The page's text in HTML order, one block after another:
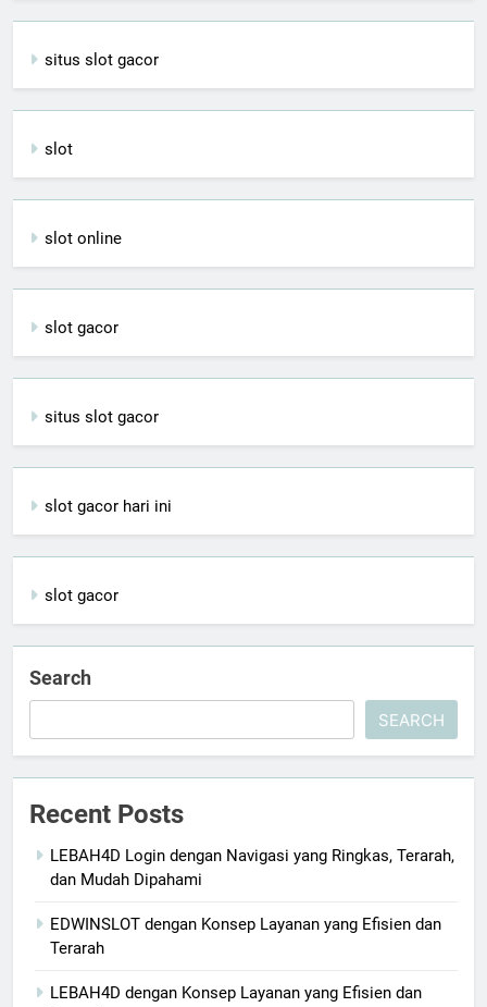
situs slot gacor
slot
slot online
slot gacor
situs slot gacor
slot gacor hari ini
slot gacor
Search
SEARCH
Recent Posts
LEBAH4D Login dengan Navigasi yang Ringkas, Terarah,
dan Mudah Dipahami
EDWINSLOT dengan Konsep Layanan yang Efisien dan
Terarah
LEBAH4D dengan Konsep Layanan yang Efisien dan